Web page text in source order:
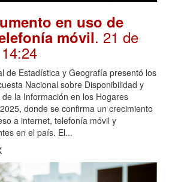
en uso de
móvil. 21 de
de Estadística y Geografía presentó los
Nacional sobre Disponibilidad y
la Información en los Hogares
donde se confirma un crecimiento
a internet, telefonía móvil y
en el país. El...